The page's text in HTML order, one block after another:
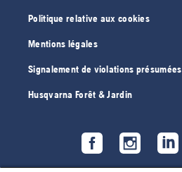
Politique relative aux cookies
Mentions légales
Signalement de violations présumées
Husqvarna Forêt & Jardin